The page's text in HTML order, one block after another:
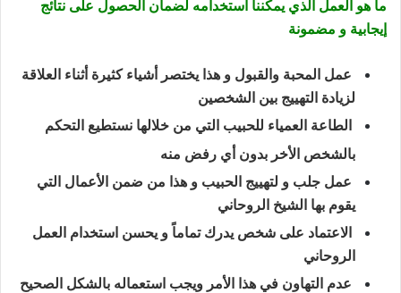
ما هو العمل الذي يمكننا استخدامه لضمان الحصول على نتائج
إيجابية و مضمونة
عمل المحبة والقبول و هذا يختصر أشياء كثيرة أثناء العلاقة
لزيادة التهييج بين الشخصين
الطاعة العمياء للحبيب التي من خلالها نستطيع التحكم
بالشخص الأخر بدون أي رفض منه
عمل جلب و لتهييج الحبيب و هذا من ضمن الأعمال التي
يقوم بها الشيخ الروحاني
الاعتماد على شخص يدرك تماماً و يحسن استخدام العمل
الروحاني
عدم التهاون في هذا الأمر ويجب استعماله بالشكل الصحيح